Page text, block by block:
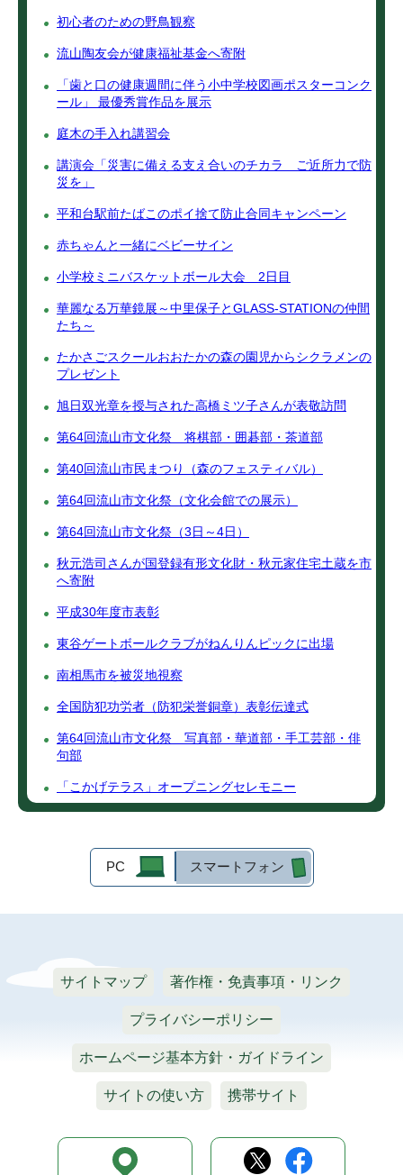
初心者のための野鳥観察
流山陶友会が健康福祉基金へ寄附
「歯と口の健康週間に伴う小中学校図画ポスターコンク
ール」 最優秀賞作品を展示
庭木の手入れ講習会
講演会「災害に備える支え合いのチカラ ご近所力で防
災を」
平和台駅前たばこのポイ捨て防止合同キャンペーン
赤ちゃんと一緒にベビーサイン
小学校ミニバスケットボール大会 2日目
華麗なる万華鏡展～中里保子とGLASS-STATIONの仲間
たち～
たかさごスクールおおたかの森の園児からシクラメンの
プレゼント
旭日双光章を授与された高橋ミツ子さんが表敬訪問
第64回流山市文化祭 将棋部・囲碁部・茶道部
第40回流山市民まつり（森のフェスティバル）
第64回流山市文化祭（文化会館での展示）
第64回流山市文化祭（3日～4日）
秋元浩司さんが国登録有形文化財・秋元家住宅土蔵を市
へ寄附
平成30年度市表彰
東谷ゲートボールクラブがねんりんピックに出場
南相馬市を被災地視察
全国防犯功労者（防犯栄誉銅章）表彰伝達式
第64回流山市文化祭 写真部・華道部・手工芸部・俳
句部
「こかげテラス」オープニングセレモニー
PC スマートフォン
サイトマップ 著作権・免責事項・リンク
プライバシーポリシー
ホームページ基本方針・ガイドライン
サイトの使い方 携帯サイト